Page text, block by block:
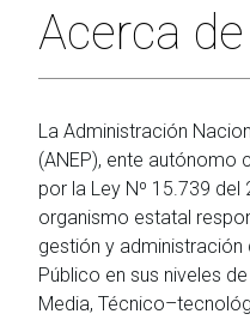
Acerca
La Administración
(ANEP), ente autónomo
por la Ley Nº 15.739 del
organismo estatal
gestión y
Público en sus niveles
Media,